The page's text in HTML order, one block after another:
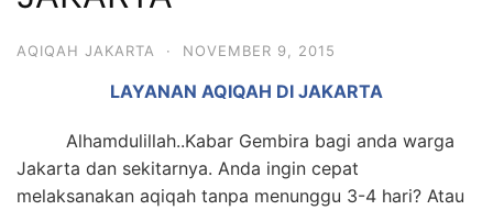
6713
AQIQAH JAKARTA · NOVEMBER 9, 2015
LAYANAN AQIQAH DI JAKARTA
Alhamdulillah..Kabar Gembira bagi anda warga
Jakarta dan sekitarnya. Anda ingin cepat
melaksanakan aqiqah tanpa menunggu 3-4 hari? Atau